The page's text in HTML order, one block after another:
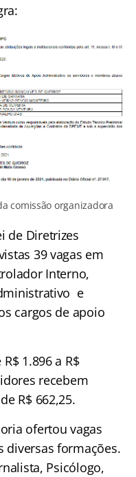
comissão organizadora
de Diretrizes
39 vagas em
Interno,
e
cargos de apoio
1.896 a R$
recebem
R$ 662,25.
ofertou vagas
diversas formações.
Psicólogo,